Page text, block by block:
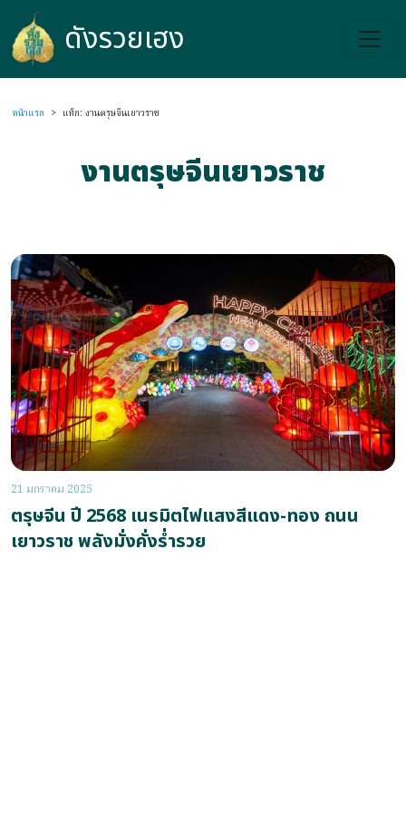
ดังรวยเฮง
ดังรวยเฮง
หน้าแรก > แท็ก: งานตรุษจีนเยาวราช
งานตรุษจีนเยาวราช
21 มกราคม 2025
ตรุษจีน ปี 2568 เนรมิตไฟแสงสีแดง-ทอง ถนน
เยาวราช พลังมั่งคั่งร่ำรวย